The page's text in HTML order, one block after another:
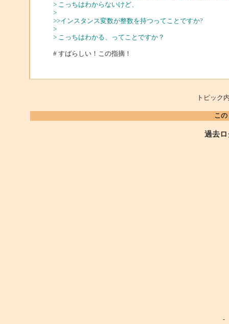
> こっちはわからないけど、
>
>>インスタンス変数が整数を持つってことですか?
>
> こっちはわかる、ってことですか？
# すばらしい！この指摘！
トピッ
こ
過去